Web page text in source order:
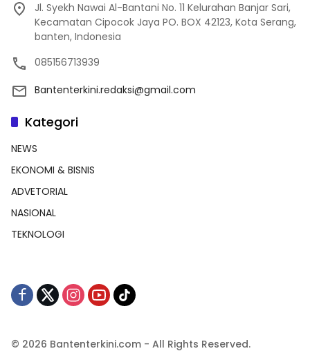
Jl. Syekh Nawai Al-Bantani No. 11 Kelurahan Banjar Sari,
Kecamatan Cipocok Jaya PO. BOX 42123, Kota Serang,
banten, Indonesia
085156713939
Bantenterkini.redaksi@gmail.com
Kategori
NEWS
EKONOMI & BISNIS
ADVETORIAL
NASIONAL
TEKNOLOGI
© 2026 Bantenterkini.com - All Rights Reserved.